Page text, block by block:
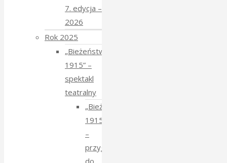
7. edycja –
2026
Rok 2025
„Bieżeństwo
1915” –
spektakl
teatralny
„Bieżeństwo
1915”
–
przygotowania
do